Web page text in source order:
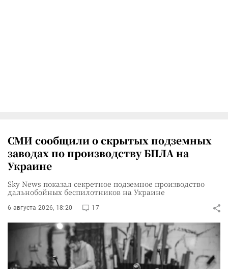
СМИ сообщили о скрытых подземных
заводах по производству БПЛА на
Украине
Sky News показал секретное подземное производство
дальнобойных беспилотников на Украине
6 августа 2026, 18:20 17